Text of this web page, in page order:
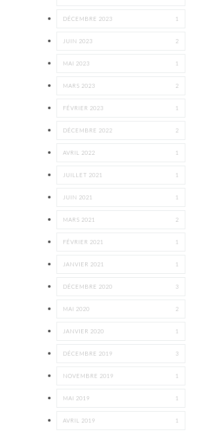
DÉCEMBRE 2023 1
JUIN 2023 2
MAI 2023 1
MARS 2023 2
FÉVRIER 2023 1
DÉCEMBRE 2022 2
AVRIL 2022 1
JUILLET 2021 1
JUIN 2021 1
MARS 2021 2
FÉVRIER 2021 1
JANVIER 2021 1
DÉCEMBRE 2020 3
MAI 2020 2
JANVIER 2020 1
DÉCEMBRE 2019 3
NOVEMBRE 2019 1
MAI 2019 1
AVRIL 2019 1